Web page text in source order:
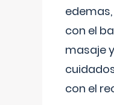
con el
masaje
con el